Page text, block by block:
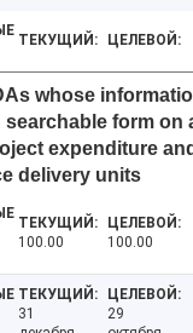
whose
form on
expenditure
delivery units
100.00 100.00
31
29